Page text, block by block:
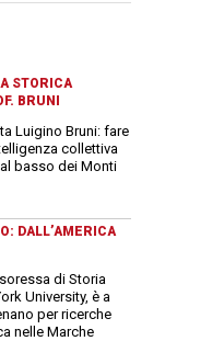
STORICA
BRUNI
Luigino Bruni: fare
collettiva
basso dei Monti
DALL’AMERICA
di Storia
University, è a
per ricerche
nelle Marche